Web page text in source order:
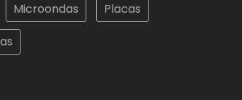
Microondas
Placas